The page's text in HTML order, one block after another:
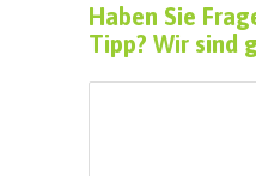
Haben Sie
Tipp? Wir sind